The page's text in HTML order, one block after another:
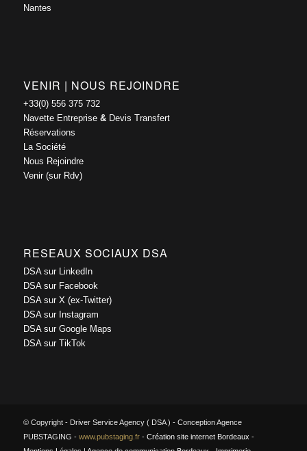
Nantes
VENIR | NOUS REJOINDRE
+33(0) 556 375 732
Navette Entreprise & Devis Transfert
Réservations
La Société
Nous Rejoindre
Venir (sur Rdv)
RESEAUX SOCIAUX DSA
DSA sur LinkedIn
DSA sur Facebook
DSA sur X (ex-Twitter)
DSA sur Instagram
DSA sur Google Maps
DSA sur TikTok
© Copyright - Driver Service Agency ( DSA ) - Conception Agence
PUBSTAGING - www.pubstaging.fr- Création site internet Bordeaux -